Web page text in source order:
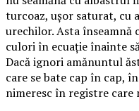
turcoaz, ușor saturat, cu
urechilor. Asta înseamnă
culori în ecuație înainte
Dacă ignori amănuntul
care se bate cap în cap,
nimeresc în registre care